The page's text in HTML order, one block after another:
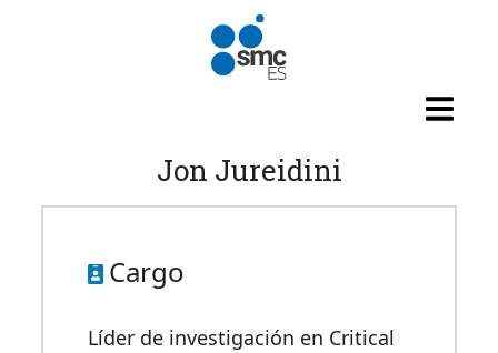
Pasar al contenido principal
Jon Jureidini
Cargo
Líder de investigación en Critical